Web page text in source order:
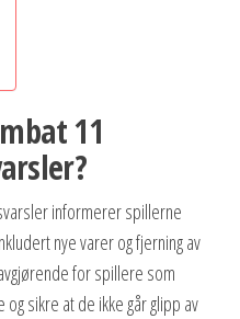
11
informerer spillerne
nye varer og fjerning av
for spillere som
sikre at de ikke går glipp av